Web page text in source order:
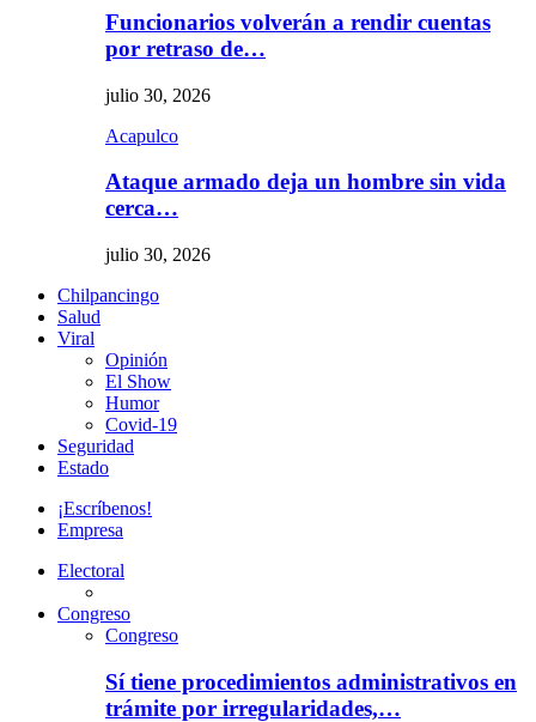
Funcionarios volverán a rendir cuentas
por retraso de…
julio 30, 2026
Acapulco
Ataque armado deja un hombre sin vida
cerca…
julio 30, 2026
Chilpancingo
Salud
Viral
Opinión
El Show
Humor
Covid-19
Seguridad
Estado
¡Escríbenos!
Empresa
Electoral
Congreso
Congreso
Sí tiene procedimientos administrativos en
trámite por irregularidades,…